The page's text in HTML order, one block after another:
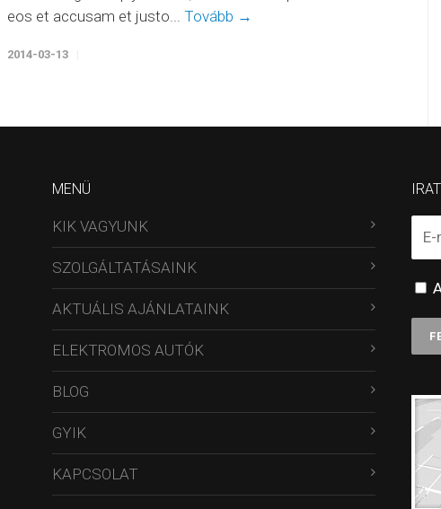
eos et accusam et justo... Tovább →
2014-03-13
MENÜ
KIK VAGYUNK
SZOLGÁLTATÁSAINK
AKTUÁLIS AJÁNLATAINK
ELEKTROMOS AUTÓK
BLOG
GYIK
KAPCSOLAT